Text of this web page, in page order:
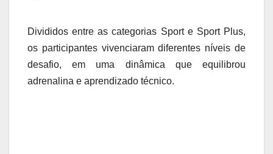
Divididos entre as categorias Sport e Sport Plus,
os participantes vivenciaram diferentes níveis de
desafio, em uma dinâmica que equilibrou
adrenalina e aprendizado técnico.